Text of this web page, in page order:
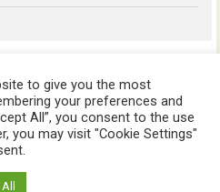
© 2023
to give you the most
your preferences and
All”, you consent to the use
you may visit "Cookie Settings"